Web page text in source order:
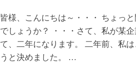
皆様、こんにちは～・・・ ちょっ
でしょうか？ ・・・さて、私が某
て、二年になります。 二年前、私
うと決めました。 …